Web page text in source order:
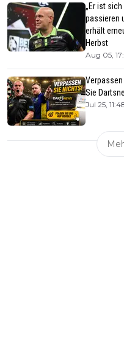
„Er ist
passieren
erhält
Herbst
Aug 05,
Sie
Jul 25,